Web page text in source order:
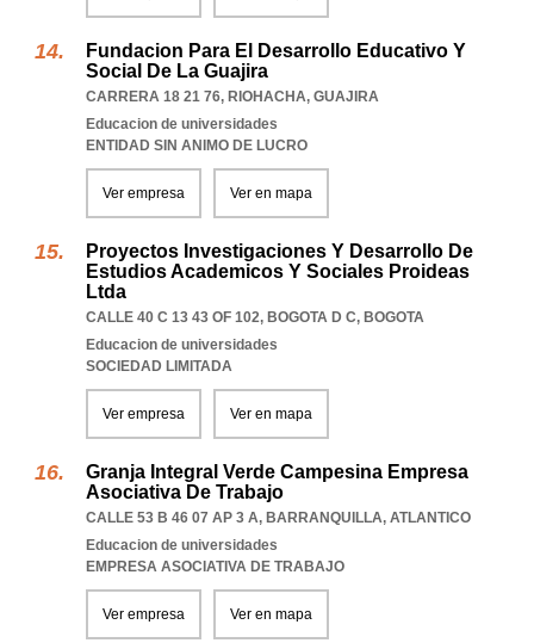
Fundacion Para El Desarrollo Educativo Y
Social De La Guajira
CARRERA 18 21 76, RIOHACHA, GUAJIRA
Educacion de universidades
ENTIDAD SIN ANIMO DE LUCRO
Ver empresa Ver en mapa
Proyectos Investigaciones Y Desarrollo De
Estudios Academicos Y Sociales Proideas
Ltda
CALLE 40 C 13 43 OF 102, BOGOTA D C, BOGOTA
Educacion de universidades
SOCIEDAD LIMITADA
Ver empresa Ver en mapa
Granja Integral Verde Campesina Empresa
Asociativa De Trabajo
CALLE 53 B 46 07 AP 3 A, BARRANQUILLA, ATLANTICO
Educacion de universidades
EMPRESA ASOCIATIVA DE TRABAJO
Ver empresa Ver en mapa